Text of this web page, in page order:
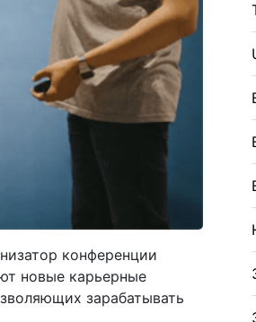
конференции
новые карьерные
зарабатывать